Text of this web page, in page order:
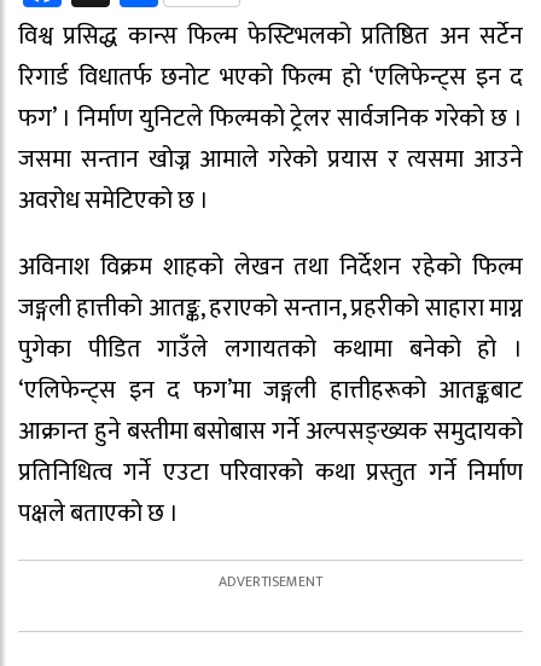
विश्व प्रसिद्ध कान्स फिल्म फेस्टिभलको प्रतिष्ठित अन सर्टेन
रिगार्ड विधातर्फ छनोट भएको फिल्म हो ‘एलिफेन्ट्स इन द
फग’ । निर्माण युनिटले फिल्मको ट्रेलर सार्वजनिक गरेको छ ।
जसमा सन्तान खोज्न आमाले गरेको प्रयास र त्यसमा आउने
अवरोध समेटिएको छ ।
अविनाश विक्रम शाहको लेखन तथा निर्देशन रहेको फिल्म
जङ्गली हात्तीको आतङ्क, हराएको सन्तान, प्रहरीको साहारा माग्न
पुगेका पीडित गाउँले लगायतको कथामा बनेको हो ।
‘एलिफेन्ट्स इन द फग’मा जङ्गली हात्तीहरूको आतङ्कबाट
आक्रान्त हुने बस्तीमा बसोबास गर्ने अल्पसङ्ख्यक समुदायको
प्रतिनिधित्व गर्ने एउटा परिवारको कथा प्रस्तुत गर्ने निर्माण
पक्षले बताएको छ ।